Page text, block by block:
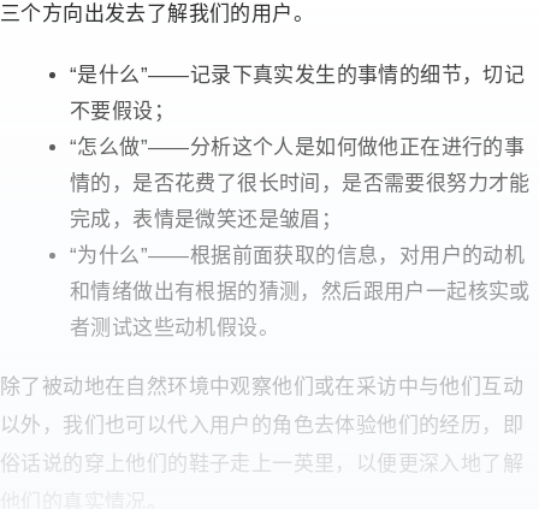
三个方向出发去了解我们的用户。
“是什么”——记录下真实发生的事情的细节，切记
不要假设；
“怎么做”——分析这个人是如何做他正在进行的事
情的，是否花费了很长时间，是否需要很努力才能
完成，表情是微笑还是皱眉；
“为什么”——根据前面获取的信息，对用户的动机
和情绪做出有根据的猜测，然后跟用户一起核实或
者测试这些动机假设。
除了被动地在自然环境中观察他们或在采访中与他们互动
以外，我们也可以代入用户的角色去体验他们的经历，即
俗话说的穿上他们的鞋子走上一英里，以便更深入地了解